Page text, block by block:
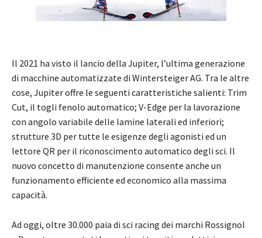
Il 2021 ha visto il lancio della Jupiter, l’ultima generazione
di macchine automatizzate di Wintersteiger AG. Tra le altre
cose, Jupiter offre le seguenti caratteristiche salienti: Trim
Cut, il togli fenolo automatico; V-Edge per la lavorazione
con angolo variabile delle lamine laterali ed inferiori;
strutture 3D per tutte le esigenze degli agonisti ed un
lettore QR per il riconoscimento automatico degli sci. Il
nuovo concetto di manutenzione consente anche un
funzionamento efficiente ed economico alla massima
capacità.
Ad oggi, oltre 30.000 paia di sci racing dei marchi Rossignol